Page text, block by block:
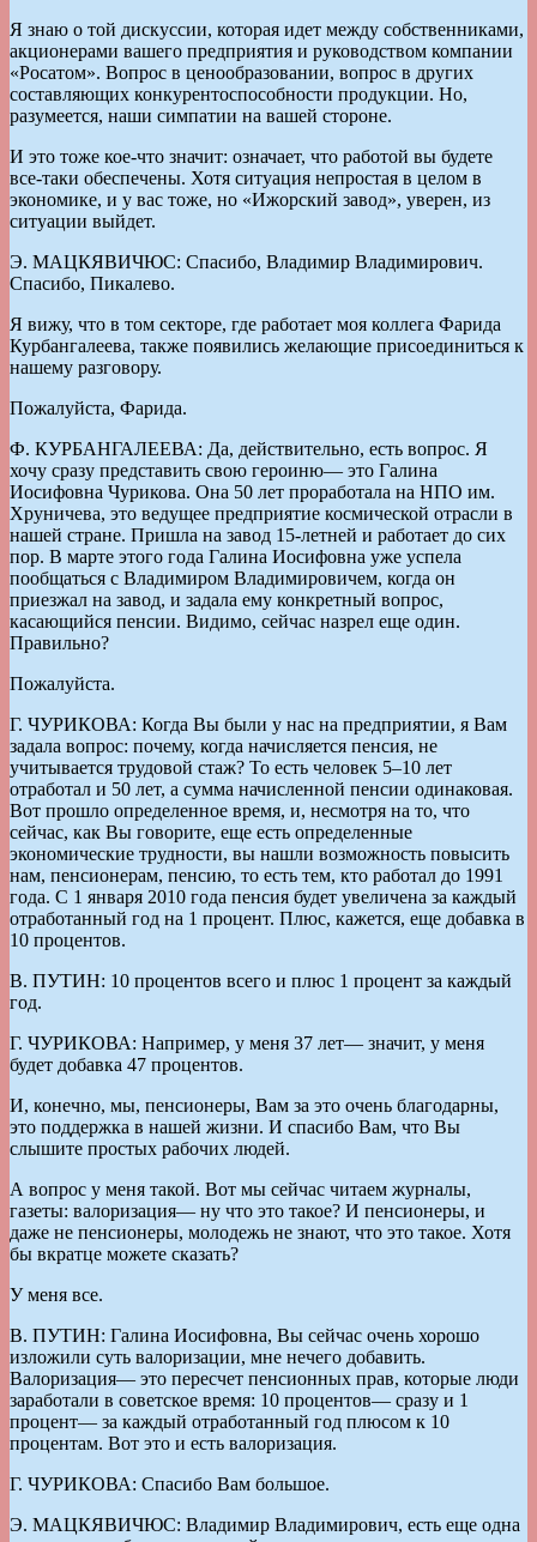
Я знаю о той дискуссии, которая идет между собственниками,
акционерами вашего предприятия и руководством компании
«Росатом». Вопрос в ценообразовании, вопрос в других
составляющих конкурентоспособности продукции. Но,
разумеется, наши симпатии на вашей стороне.
И это тоже кое-что значит: означает, что работой вы будете
все-таки обеспечены. Хотя ситуация непростая в целом в
экономике, и у вас тоже, но «Ижорский завод», уверен, из
ситуации выйдет.
Э. МАЦКЯВИЧЮС: Спасибо, Владимир Владимирович.
Спасибо, Пикалево.
Я вижу, что в том секторе, где работает моя коллега Фарида
Курбангалеева, также появились желающие присоединиться к
нашему разговору.
Пожалуйста, Фарида.
Ф. КУРБАНГАЛЕЕВА: Да, действительно, есть вопрос. Я
хочу сразу представить свою героиню— это Галина
Иосифовна Чурикова. Она 50 лет проработала на НПО им.
Хруничева, это ведущее предприятие космической отрасли в
нашей стране. Пришла на завод 15-летней и работает до сих
пор. В марте этого года Галина Иосифовна уже успела
пообщаться с Владимиром Владимировичем, когда он
приезжал на завод, и задала ему конкретный вопрос,
касающийся пенсии. Видимо, сейчас назрел еще один.
Правильно?
Пожалуйста.
Г. ЧУРИКОВА: Когда Вы были у нас на предприятии, я Вам
задала вопрос: почему, когда начисляется пенсия, не
учитывается трудовой стаж? То есть человек 5–10 лет
отработал и 50 лет, а сумма начисленной пенсии одинаковая.
Вот прошло определенное время, и, несмотря на то, что
сейчас, как Вы говорите, еще есть определенные
экономические трудности, вы нашли возможность повысить
нам, пенсионерам, пенсию, то есть тем, кто работал до 1991
года. С 1 января 2010 года пенсия будет увеличена за каждый
отработанный год на 1 процент. Плюс, кажется, еще добавка в
10 процентов.
В. ПУТИН: 10 процентов всего и плюс 1 процент за каждый
год.
Г. ЧУРИКОВА: Например, у меня 37 лет— значит, у меня
будет добавка 47 процентов.
И, конечно, мы, пенсионеры, Вам за это очень благодарны,
это поддержка в нашей жизни. И спасибо Вам, что Вы
слышите простых рабочих людей.
А вопрос у меня такой. Вот мы сейчас читаем журналы,
газеты: валоризация— ну что это такое? И пенсионеры, и
даже не пенсионеры, молодежь не знают, что это такое. Хотя
бы вкратце можете сказать?
У меня все.
В. ПУТИН: Галина Иосифовна, Вы сейчас очень хорошо
изложили суть валоризации, мне нечего добавить.
Валоризация— это пересчет пенсионных прав, которые люди
заработали в советское время: 10 процентов— сразу и 1
процент— за каждый отработанный год плюсом к 10
процентам. Вот это и есть валоризация.
Г. ЧУРИКОВА: Спасибо Вам большое.
Э. МАЦКЯВИЧЮС: Владимир Владимирович, есть еще одна